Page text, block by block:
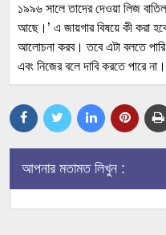
১৯৯৬ সালে তাদের দেওয়া লিজ
আছে।’ এ জায়গার বিষয়ে কী করা
আলোচনা করব। তবে এটা বলতে পারি
এবং নিজের বলে দাবি করতে পারে না।
আপনার মতামত লিখুন :